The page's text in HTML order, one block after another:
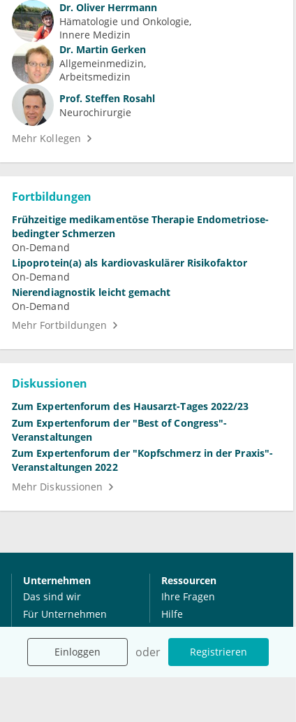
Einloggen oder Registrieren
Dr. Oliver Herrmann
Hämatologie und Onkologie
Innere Medizin
Dr. Martin Gerken
Allgemeinmedizin
Arbeitsmedizin
Prof. Steffen Rosahl
Neurochirurgie
Mehr Kollegen
Fortbildungen
Frühzeitige medikamentöse Therapie Endometriose-
bedingter Schmerzen
On-Demand
Lipoprotein(a) als kardiovaskulärer Risikofaktor
On-Demand
Nierendiagnostik leicht gemacht
On-Demand
Mehr Fortbildungen
Diskussionen
Zum Expertenforum des Hausarzt-Tages 2022/23
Zum Expertenforum der "Best of Congress"-
Veranstaltungen
Zum Expertenforum der "Kopfschmerz in der Praxis"-
Veranstaltungen 2022
Mehr Diskussionen
Unternehmen
Das sind wir
Für Unternehmen
Mediadaten
Presse
Ressourcen
Ihre Fragen
Hilfe